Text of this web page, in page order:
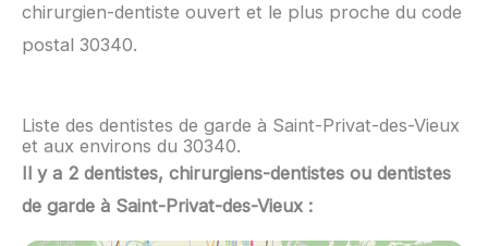
chirurgien-dentiste ouvert et le plus proche du code
postal 30340.
Liste des dentistes de garde à Saint-Privat-des-Vieux
et aux environs du 30340.
Il y a 2 dentistes, chirurgiens-dentistes ou dentistes
de garde à Saint-Privat-des-Vieux :